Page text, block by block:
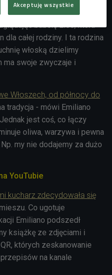
Emiliano gotowanie
babcię Eles, która
dla całej rodziny. I ta rodzina
włoską dzielimy
ma swoje zwyczaje i
Włoszech, od północy do
tradycja - mówi Emiliano
jest coś, co łączy
oliwa, warzywa i pewna
my nie dodajemy za dużo
YouTubie
kucharz zdecydowała się
Co ugotuje
Emiliano podszedł
książkę ze zdjęciami i
których zeskanowanie
na kanale
Akceptuję wszystkie